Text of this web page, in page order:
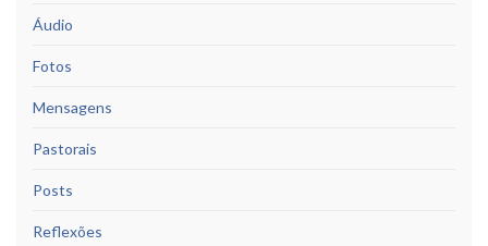
Áudio
Fotos
Mensagens
Pastorais
Posts
Reflexões